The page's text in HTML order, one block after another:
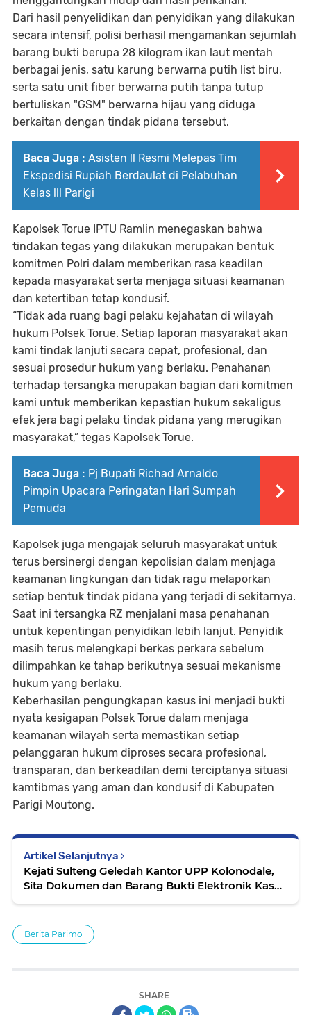
Dari hasil penyelidikan dan penyidikan yang dilakukan
secara intensif, polisi berhasil mengamankan sejumlah
barang bukti berupa 28 kilogram ikan laut mentah
berbagai jenis, satu karung berwarna putih list biru,
serta satu unit fiber berwarna putih tanpa tutup
bertuliskan "GSM" berwarna hijau yang diduga
berkaitan dengan tindak pidana tersebut.
Baca Juga : Asisten ll Resmi Melepas Tim
Ekspedisi Rupiah Berdaulat di Pelabuhan
Kelas lll Parigi
Kapolsek Torue IPTU Ramlin menegaskan bahwa
tindakan tegas yang dilakukan merupakan bentuk
komitmen Polri dalam memberikan rasa keadilan
kepada masyarakat serta menjaga situasi keamanan
dan ketertiban tetap kondusif.
“Tidak ada ruang bagi pelaku kejahatan di wilayah
hukum Polsek Torue. Setiap laporan masyarakat akan
kami tindak lanjuti secara cepat, profesional, dan
sesuai prosedur hukum yang berlaku. Penahanan
terhadap tersangka merupakan bagian dari komitmen
kami untuk memberikan kepastian hukum sekaligus
efek jera bagi pelaku tindak pidana yang merugikan
masyarakat,” tegas Kapolsek Torue.
Baca Juga : Pj Bupati Richad Arnaldo
Pimpin Upacara Peringatan Hari Sumpah
Pemuda
Kapolsek juga mengajak seluruh masyarakat untuk
terus bersinergi dengan kepolisian dalam menjaga
keamanan lingkungan dan tidak ragu melaporkan
setiap bentuk tindak pidana yang terjadi di sekitarnya.
Saat ini tersangka RZ menjalani masa penahanan
untuk kepentingan penyidikan lebih lanjut. Penyidik
masih terus melengkapi berkas perkara sebelum
dilimpahkan ke tahap berikutnya sesuai mekanisme
hukum yang berlaku.
Keberhasilan pengungkapan kasus ini menjadi bukti
nyata kesigapan Polsek Torue dalam menjaga
keamanan wilayah serta memastikan setiap
pelanggaran hukum diproses secara profesional,
transparan, dan berkeadilan demi terciptanya situasi
kamtibmas yang aman dan kondusif di Kabupaten
Parigi Moutong.
Artikel Selanjutnya
Kejati Sulteng Geledah Kantor UPP Kolonodale,
Sita Dokumen dan Barang Bukti Elektronik Kasus
Berita Parimo
SHARE